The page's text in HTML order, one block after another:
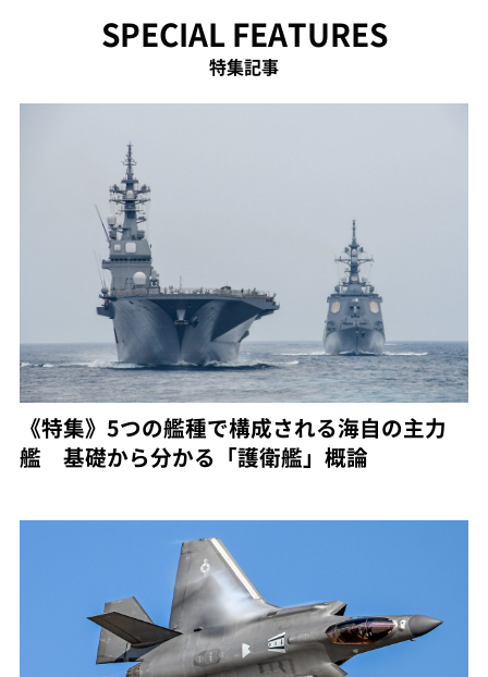
SPECIAL FEATURES
特集記事
《特集》5つの艦種で構成される海自の主力
艦 基礎から分かる「護衛艦」概論